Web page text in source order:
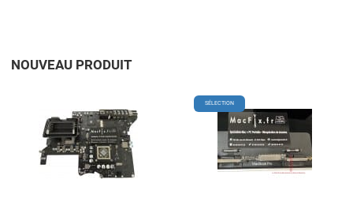
NOUVEAU PRODUIT
Add to Wishlist
Add to Compare
Quick View
SÉLECTION